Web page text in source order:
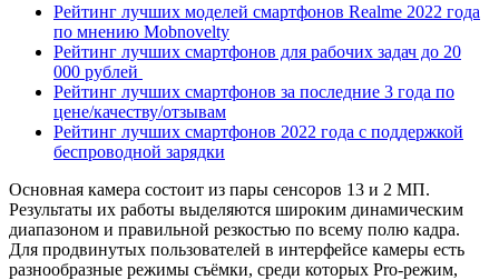
Рейтинг лучших моделей смартфонов Realme 2022 года
по мнению Mobnovelty
Рейтинг лучших смартфонов для рабочих задач до 20
000 рублей
Рейтинг лучших смартфонов за последние 3 года по
цене/качеству/отзывам
Рейтинг лучших смартфонов 2022 года с поддержкой
беспроводной зарядки
Основная камера состоит из пары сенсоров 13 и 2 МП.
Результаты их работы выделяются широким динамическим
диапазоном и правильной резкостью по всему полю кадра.
Для продвинутых пользователей в интерфейсе камеры есть
разнообразные режимы съёмки, среди которых Pro-режим,